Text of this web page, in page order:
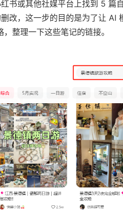
书或其他社媒平台上找到 5 篇
改，这一步的目的是为了让 AI
，整理一下这些笔记的链接。